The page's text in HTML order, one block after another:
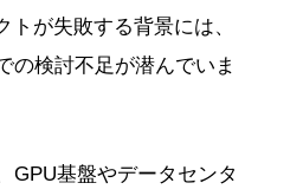
トが失敗する背景には、
の検討不足が潜んでいま
GPU基盤やデータセンタ